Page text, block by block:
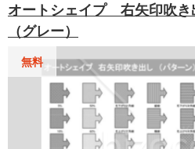
的に強調したりするのに役立ち
やレポート作成に適した素材です。 自由なカスタマイ
可能なオートシェイプ素材をぜ
オートシェイプ 右矢印吹
（グレー）
無料